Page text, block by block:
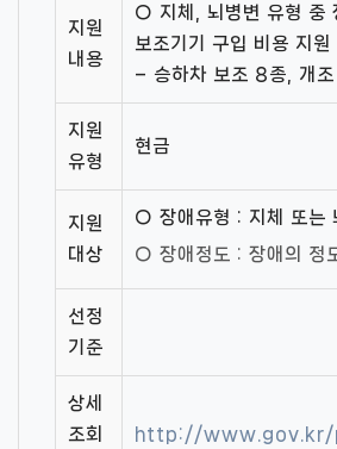
지원
내용
○ 지체, 뇌병변 유형 중
보조기기 구입 비용 지원
– 승하차 보조 8종, 개
지원
유형
현금
지원
대상
○ 장애유형 : 지체 또는
○ 장애정도 : 장애의 정
선정
기준
상세
조회
http://